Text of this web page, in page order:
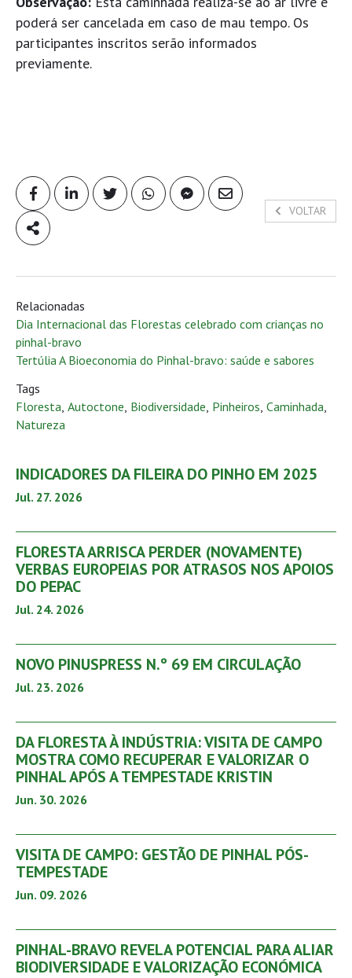
poderá ser cancelada em caso de mau tempo. Os
participantes inscritos serão informados
previamente.
VOLTAR
Relacionadas
Dia Internacional das Florestas celebrado com crianças no
pinhal-bravo
Tertúlia A Bioeconomia do Pinhal-bravo: saúde e sabores
Tags
Floresta, Autoctone, Biodiversidade, Pinheiros, Caminhada,
Natureza
INDICADORES DA FILEIRA DO PINHO EM 2025
Jul. 27. 2026
FLORESTA ARRISCA PERDER (NOVAMENTE)
VERBAS EUROPEIAS POR ATRASOS NOS APOIOS
DO PEPAC
Jul. 24. 2026
NOVO PINUSPRESS N.º 69 EM CIRCULAÇÃO
Jul. 23. 2026
DA FLORESTA À INDÚSTRIA: VISITA DE CAMPO
MOSTRA COMO RECUPERAR E VALORIZAR O
PINHAL APÓS A TEMPESTADE KRISTIN
Jun. 30. 2026
VISITA DE CAMPO: GESTÃO DE PINHAL PÓS-
TEMPESTADE
Jun. 09. 2026
PINHAL-BRAVO REVELA POTENCIAL PARA ALIAR
BIODIVERSIDADE E VALORIZAÇÃO ECONÓMICA